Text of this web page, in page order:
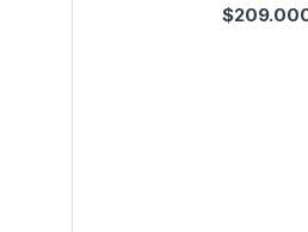
Rated4.95
out of 5
$